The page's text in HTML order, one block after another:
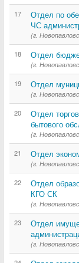
17
Отдел по
ЧС
(г.
18 Отдел
(г.
19 Отдел
(г.
20
Отдел
бытового
(г.
21 Отдел
(г.
22
Отдел
КГО СК
(г.
23
Отдел
(г.